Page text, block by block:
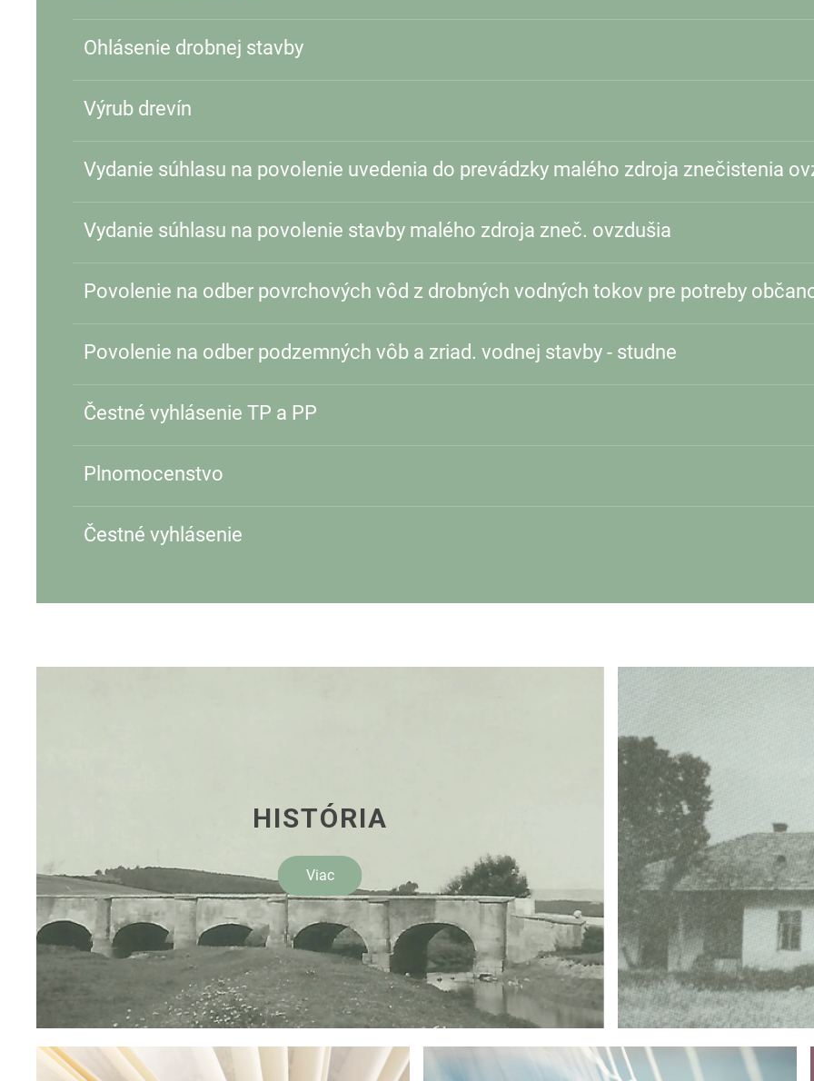
Ohlásenie drobnej stavby
Výrub drevín
Vydanie súhlasu na povolenie uvedenia do prevádzky malého zdroja znečistenia
Vydanie súhlasu na povolenie stavby malého zdroja zneč. ovzdušia
Povolenie na odber povrchových vôd z drobných vodných tokov pre potreby
Povolenie na odber podzemných vôb a zriad. vodnej stavby - studne
Čestné vyhlásenie TP a PP
Plnomocenstvo
Čestné vyhlásenie
HISTÓRIA
Viac